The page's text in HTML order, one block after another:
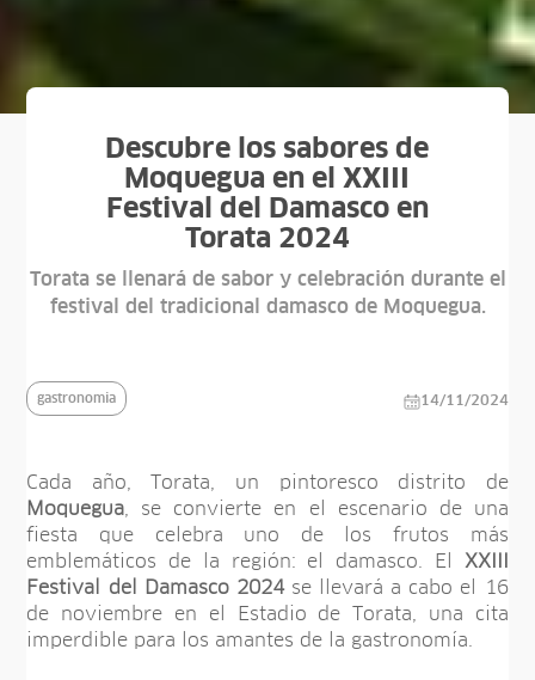
Descubre los sabores de
Moquegua en el XXIII
Festival del Damasco en
Torata 2024
Torata se llenará de sabor y celebración durante el
festival del tradicional damasco de Moquegua.
gastronomia 14/11/2024
Cada año, Torata, un pintoresco distrito de
Moquegua , se convierte en el escenario de una
fiesta que celebra uno de los frutos más
emblemáticos de la región: el damasco. El XXIII
Festival del Damasco 2024 se llevará a cabo el 16
de noviembre en el Estadio de Torata, una cita
imperdible para los amantes de la gastronomía.